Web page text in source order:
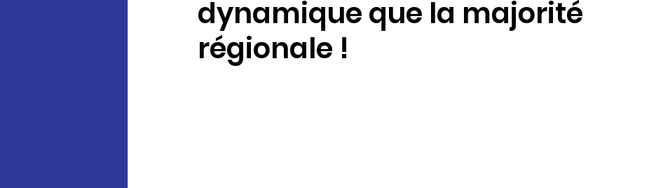
dynamique que la majorité
régionale !